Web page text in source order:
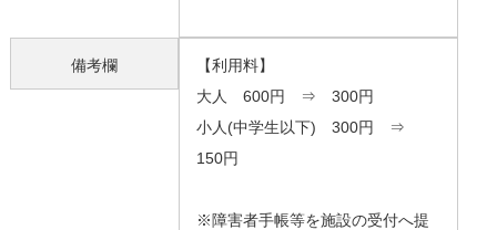
備考欄
【利用料】
大人 600円 ⇒ 300円
小人(中学生以下) 300円 ⇒
150円
※障害者手帳等を施設の受付へ提